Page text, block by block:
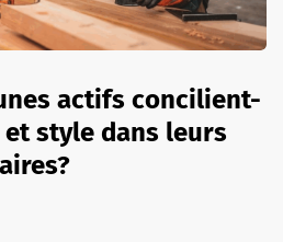
actifs concilient-
style dans leurs